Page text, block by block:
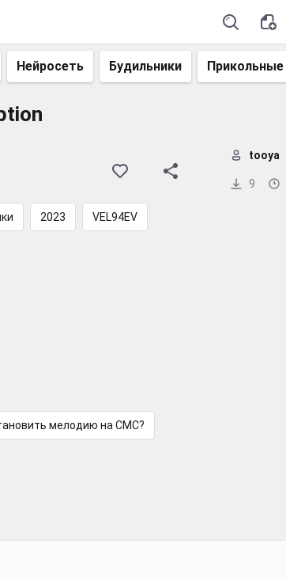
Нейросеть Будильники Прикольные
9
tooya
2023 VEL94EV
мелодию на СМС?